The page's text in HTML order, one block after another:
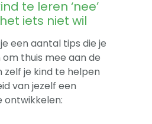
te leren ‘nee’
iets niet wil
een aantal tips die je
thuis mee aan de
zelf je kind te helpen
van jezelf een
ontwikkelen: